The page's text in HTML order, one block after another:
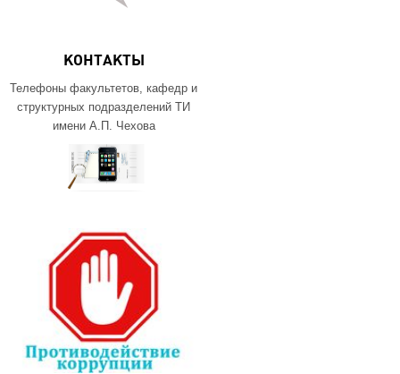
КОНТАКТЫ
Телефоны факультетов, кафедр и
структурных подразделений ТИ
имени А.П. Чехова